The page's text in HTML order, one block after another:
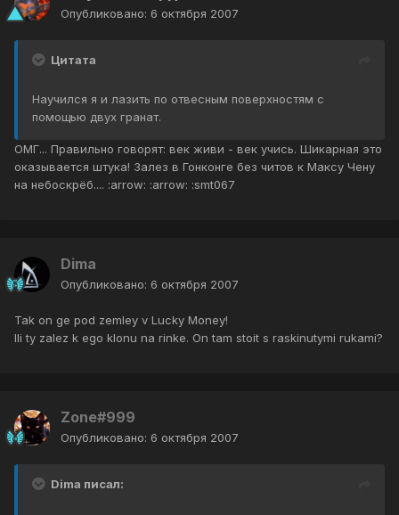
Опубликовано: 6 октября 2007
Цитата
Научился я и лазить по отвесным поверхностям с
помощью двух гранат.
ОМГ... Правильно говорят: век живи - век учись. Шикарная это
оказывается штука! Залез в Гонконге без читов к Максу Чену
на небоскрёб.... :arrow: :arrow: :smt067
Dima
Опубликовано: 6 октября 2007
Tak on ge pod zemley v Lucky Money!
Ili ty zalez k ego klonu na rinke. On tam stoit s raskinutymi rukami?
Zone#999
Опубликовано: 6 октября 2007
Dima писал: